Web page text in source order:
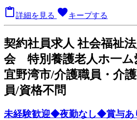
 詳細を見る favoriteキープする
契約社員求人 社会福祉
会 特別養護老人ホ一ム
宜野湾市/介護職員・介
員/資格不問
未経験歓迎◆夜勤なし◆賞与あ